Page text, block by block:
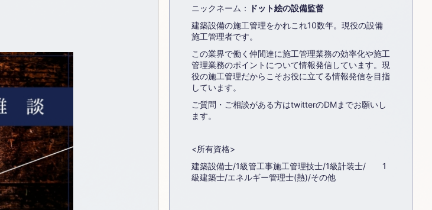
ニックネーム：
ドット絵の設備監督
建築設備の施工管理をかれこれ10数年。現役の設備
施工管理者です。
この業界で働く仲間達に施工管理業務の効率化や施工
管理業務のポイントについて情報発信しています。現
役の施工管理だからこそお役に立てる情報発信を目指
しています。
ご質問・ご相談がある方はtwitterのDMまでお願いし
ます。
<所有資格>
建築設備士/1級管工事施工管理技士/1級計装士/ 1
級建築士/エネルギー管理士(熱)/その他